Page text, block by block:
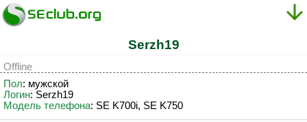
Serzh19
Offline
Пол: мужской
Логин: Serzh19
Модель телефона: SE K700i, SE K750